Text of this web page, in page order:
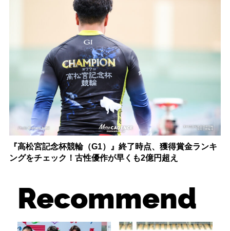
『高松宮記念杯競輪（G1）』終了時点、獲得賞金ランキ
ングをチェック！古性優作が早くも2億円超え
Recommend